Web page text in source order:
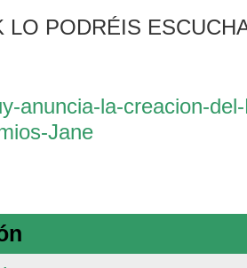
LO PODRÉIS
anuncia-la-creacion-
Jane